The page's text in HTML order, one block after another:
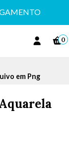
0
em Png